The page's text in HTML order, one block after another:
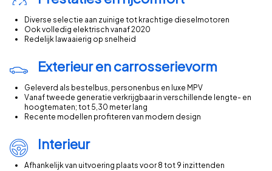
Aantal Peugeot Expert occasions per prijsklasse. De meeste
€5.000 – €10.000
€10.000 – €15.000
€15.000 – €20.000
€20.000 – €25.000
€25.000 – €30.000
€30.000 – €35.000
€35.000 – €40.000
Diverse selectie aan zuinige tot krachtige dieselmotoren
Ook volledig elektrisch vanaf 2020
Redelijk lawaaierig op snelheid
Exterieur en carrosserievorm
Geleverd als bestelbus, personenbus en luxe MPV
Vanaf tweede generatie verkrijgbaar in verschillende lengte- en
hoogtematen; tot 5,30 meter lang
Recente modellen profiteren van modern design
Interieur
Afhankelijk van uitvoering plaats voor 8 tot 9 inzittenden